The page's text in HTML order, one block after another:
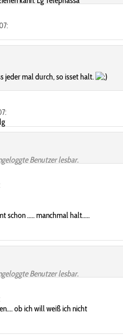
jeder mal durch, so isset halt.
Benutzer lesbar.
schon ..... manchmal halt.....
Benutzer lesbar.
ob ich will weiß ich nicht